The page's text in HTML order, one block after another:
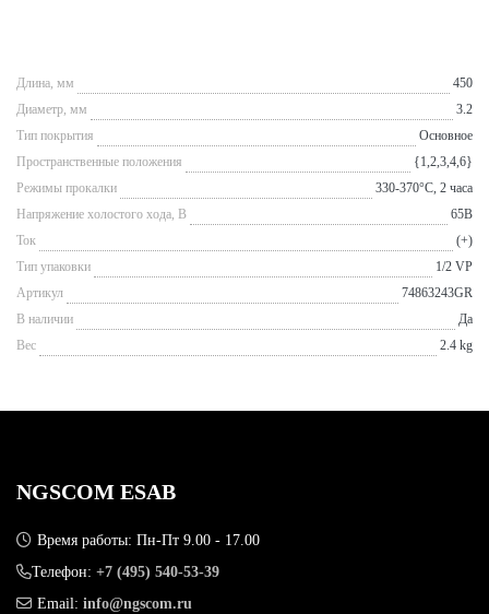
Длина, мм
450
Диаметр, мм
3.2
Тип покрытия
Основное
Пространственные положения
{1,2,3,4,6}
Режимы прокалки
330-370°С, 2 часа
Напряжение холостого хода, В
65В
Ток
(+)
Тип упаковки
1/2 VP
Артикул
74863243GR
В наличии
Да
Вес
2.4 kg
NGSCOM ESAB
Время работы: Пн-Пт 9.00 - 17.00
Телефон: +7 (495) 540-53-39
Email: info@ngscom.ru